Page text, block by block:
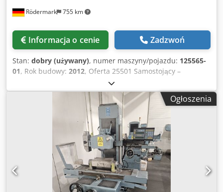
Rödermark 755 km
Informacja o cenie Zadzwoń
Stan: dobry (używany), numer maszyny/pojazdu: 125565-
01, Rok budowy: 2012, Oferta 25501 Samostojący –
przestawny / mobilny – żuraw słupowy obrotowy Dane
techniczne (orientacyjne): Dksdpsyf A Rbsfx Apper -
Udźwig: 500 kg - Elektryczny wciągnik łańcuchowy DEMAG
DC – ComA 5, rok produkcji 2020 - Prędkości podnoszenia:
4,5 + 1,1 m/min - Wysięg: ok. 2000 mm - Belka jezdna: IPE
180 - Wysokość haka: ok. 2400 mm - Promień obrotu: 360° -
Wózek jezdny pod podstawą do przemieszczania całego
żurawia - Całkowita wysokość: ok. 3100 mm - Powierzchnia
podstawy słupa / podstawy: ok. 1050 x 1050 mm - Całkowita
długość: ok. 2600 mm - Wymiary z wózkiem jezdnym: ok.
1400 x 1050 mm - Masa całkowita: ok. 3500 kg
Ogłoszenia